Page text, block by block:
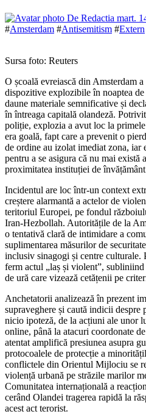
De Redactia mart.
#Amsterdam #Antisemitism #Extern
Sursa foto: Reuters
O școală evreiască din Amsterdam
dispozitive explozibile în noaptea
daune materiale semnificative și
în întreaga capitală olandeză.
poliție, explozia a avut loc la
era goală, fapt care a prevenit o
de ordine au izolat imediat zona, iar
pentru a se asigura că nu mai există
proximitatea instituției de
Incidentul are loc într-un context
creștere alarmantă a actelor de
teritoriul Europei, pe fondul
Iran-Hezbollah. Autoritățile de la
o tentativă clară de intimidare a
suplimentarea măsurilor de
inclusiv sinagogi și centre culturale.
ferm actul „laș și violent”,
de ură care vizează cetățenii pe
Anchetatorii analizează în prezent
supraveghere și caută indicii
nicio ipoteză, de la acțiuni ale unor
online, până la atacuri coordonate
atentat amplifică presiunea asupra
protocoalele de protecție a
conflictele din Orientul Mijlociu se
violență urbană pe străzile marilor
Comunitatea internațională a
cerând Olandei tragerea rapidă la
acest act terorist.